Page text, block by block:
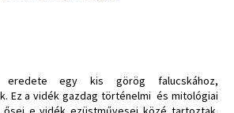
eredete egy kis görög falucskához,
Ez a vidék gazdag történelmi és mitológiai